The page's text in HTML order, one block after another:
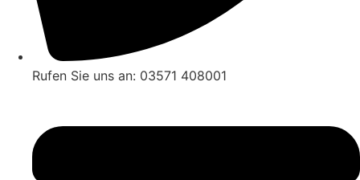
Rufen Sie uns an: 03571 408001